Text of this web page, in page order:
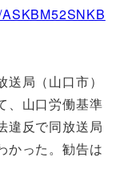
局（山口市）
、山口労働基準
違反で同放送局
かった。勧告は